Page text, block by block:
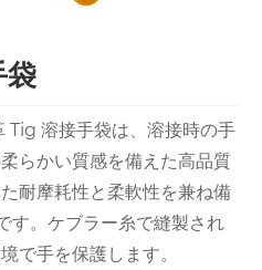
袋
溶接手袋は、溶接時の手
らかい質感を備えた高品質
耐摩耗性と柔軟性を兼ね備
す。ケブラー糸で縫製され
で手を保護します。